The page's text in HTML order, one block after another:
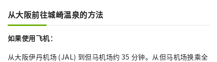
从大阪前往城崎温泉的方法
如果使用飞机：
从大阪伊丹机场 (JAL) 到但马机场约 35 分钟。从但马机场换乘全